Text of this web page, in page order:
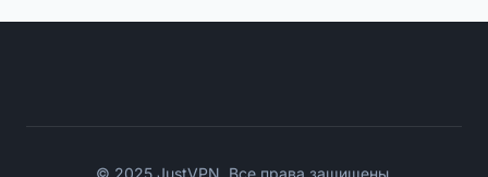
© 2025 JustVPN. Все права защищены.